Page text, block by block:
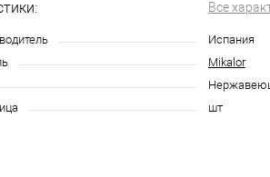
Все
Испания
Mikalor
шт